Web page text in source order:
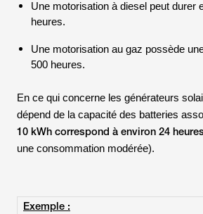
Une motorisation à diesel peut durer
heures.
Une motorisation au gaz possède
500 heures.
En ce qui concerne les générateurs
dépend de la capacité des batteries
10 kWh correspond à environ 24
une consommation modérée).
Exemple :